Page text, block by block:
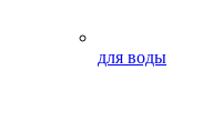
для воды